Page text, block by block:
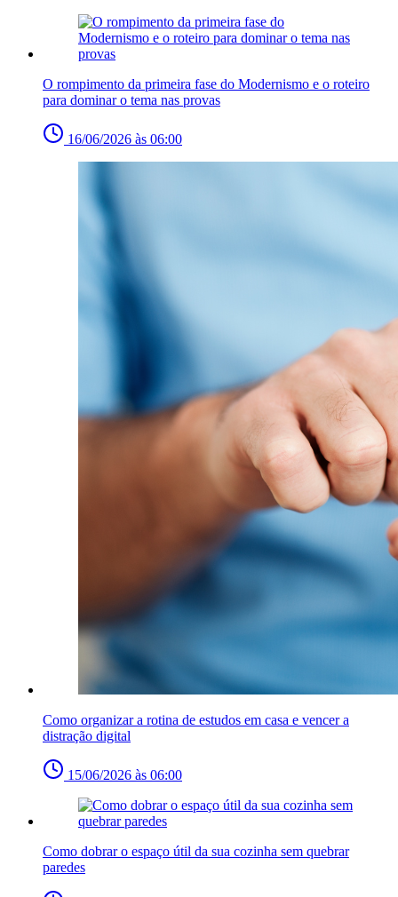
O rompimento da primeira fase do Modernismo e o roteiro
para dominar o tema nas provas
16/06/2026 às 06:00
Como organizar a rotina de estudos em casa e vencer a
distração digital
15/06/2026 às 06:00
Como dobrar o espaço útil da sua cozinha sem quebrar
paredes